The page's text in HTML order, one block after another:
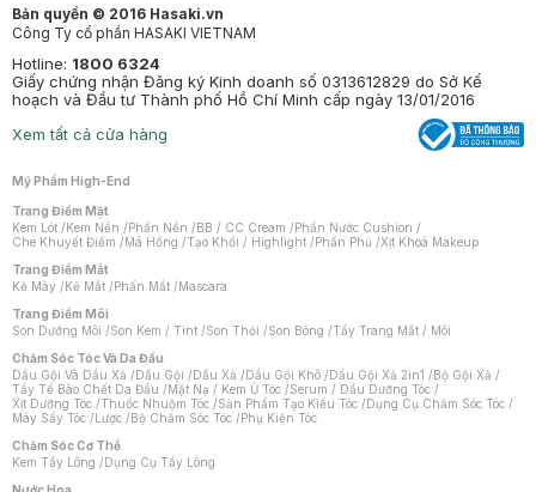
Bản quyền © 2016 Hasaki.vn
Công Ty cổ phần HASAKI VIETNAM
Hotline: 1800 6324
Giấy chứng nhận Đăng ký Kinh doanh số 0313612829 do Sở Kế
hoạch và Đầu tư Thành phố Hồ Chí Minh cấp ngày 13/01/2016
Xem tất cả cửa hàng
Mỹ Phẩm High-End
Trang Điểm Mặt
Kem Lót /Kem Nền /Phấn Nền /BB / CC Cream /Phấn Nước Cushion /
Che Khuyết Điểm /Má Hồng /Tạo Khối / Highlight /Phấn Phủ /Xịt Khoá Makeup
Trang Điểm Mắt
Kẻ Mày /Kẻ Mắt /Phấn Mắt /Mascara
Trang Điểm Môi
Son Dưỡng Môi /Son Kem / Tint /Son Thỏi /Son Bóng /Tẩy Trang Mắt / Môi
Chăm Sóc Tóc Và Da Đầu
Dầu Gội Và Dầu Xả /Dầu Gội /Dầu Xả /Dầu Gội Khô /Dầu Gội Xả 2in1 /Bộ Gội Xả /
Tẩy Tế Bào Chết Da Đầu /Mặt Nạ / Kem Ủ Tóc /Serum / Dầu Dưỡng Tóc /
Xịt Dưỡng Tóc /Thuốc Nhuộm Tóc /Sản Phẩm Tạo Kiểu Tóc /Dụng Cụ Chăm Sóc Tóc /
Máy Sấy Tóc /Lược /Bộ Chăm Sóc Tóc /Phụ Kiện Tóc
Chăm Sóc Cơ Thể
Kem Tẩy Lông /Dụng Cụ Tẩy Lông